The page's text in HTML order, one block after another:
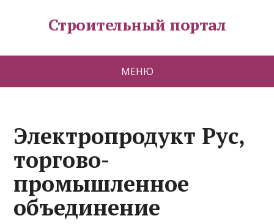
Строительный портал
МЕНЮ
Электропродукт Рус,
торгово-
промышленное
объединение